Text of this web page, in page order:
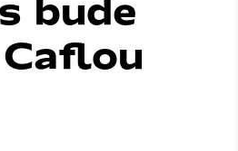
bude